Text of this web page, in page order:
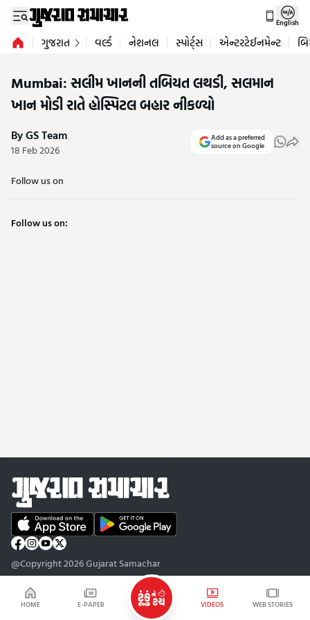
HOME E-PAPER VIDEOS WEB STORIES
English
ગુજરાત વર્લ્ડ નેશનલ સ્પોર્ટ્સ એન્ટરટેઈનમેન્ટ
Mumbai: સલીમ ખાનની તબિયત લથડી, સલમાન
ખાન મોડી રાતે હોસ્પિટલ બહાર નીકળ્યો
By GS Team
18 Feb 2026
Add as a preferred
source on Google
Follow us on
Follow us on:
@Copyright 2026 Gujarat Samachar